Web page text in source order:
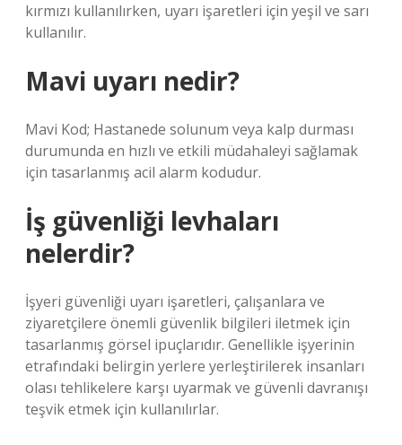
kırmızı kullanılırken, uyarı işaretleri için yeşil ve sarı
kullanılır.
Mavi uyarı nedir?
Mavi Kod; Hastanede solunum veya kalp durması
durumunda en hızlı ve etkili müdahaleyi sağlamak
için tasarlanmış acil alarm kodudur.
İş güvenliği levhaları
nelerdir?
İşyeri güvenliği uyarı işaretleri, çalışanlara ve
ziyaretçilere önemli güvenlik bilgileri iletmek için
tasarlanmış görsel ipuçlarıdır. Genellikle işyerinin
etrafındaki belirgin yerlere yerleştirilerek insanları
olası tehlikelere karşı uyarmak ve güvenli davranışı
teşvik etmek için kullanılırlar.